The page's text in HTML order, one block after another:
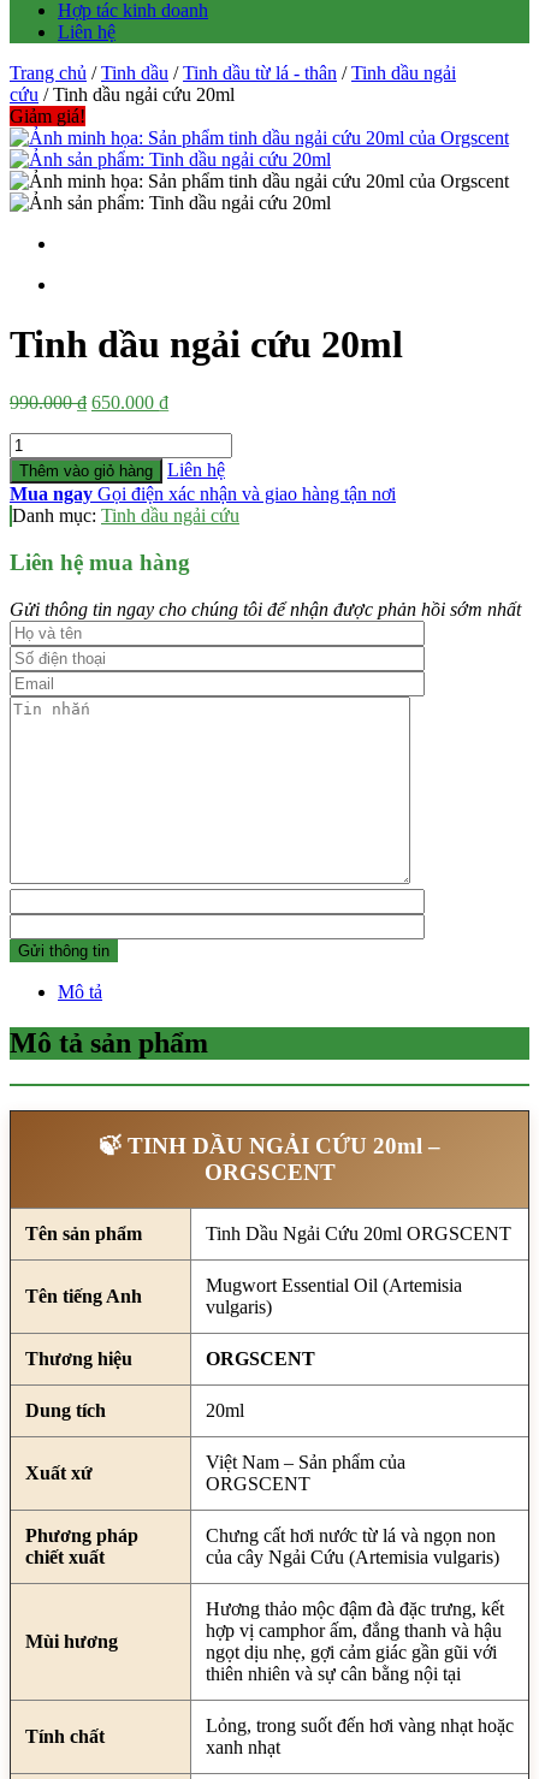
Hợp tác kinh doanh
Liên hệ
Trang chủ /Tinh dầu /Tinh dầu từ lá - thân /Tinh dầu ngải
cứu / Tinh dầu ngải cứu 20ml
Giảm giá!
Tinh dầu ngải cứu 20ml
990.000₫ Giá
990.000 ₫.
650.000 ₫Giá
là:
650.000 ₫.
Số
lượng
Thêm vào giỏ hàng
Liên hệ
Mua ngay Gọi điện xác nhận và giao hàng tận nơi
Danh mục: Tinh dầu ngải cứu
Liên hệ mua hàng
Gửi thông tin ngay cho chúng tôi để nhận được phản hồi sớm nhất
Mô tả
Mô tả sản phẩm
🍃 TINH DẦU NGẢI CỨU 20ml –
ORGSCENT
Tên sản phẩm Tinh Dầu Ngải Cứu 20ml ORGSCENT
Tên tiếng Anh
Mugwort Essential Oil (Artemisia
vulgaris)
Thương hiệu ORGSCENT
Dung tích 20ml
Xuất xứ
Việt Nam – Sản phẩm của
ORGSCENT
Phương pháp
chiết xuất
Chưng cất hơi nước từ lá và ngọn non
của cây Ngải Cứu (Artemisia vulgaris)
Mùi hương
Hương thảo mộc đậm đà đặc trưng, kết
hợp vị camphor ấm, đắng thanh và hậu
ngọt dịu nhẹ, gợi cảm giác gần gũi với
thiên nhiên và sự cân bằng nội tại
Tính chất
Lỏng, trong suốt đến hơi vàng nhạt hoặc
xanh nhạt